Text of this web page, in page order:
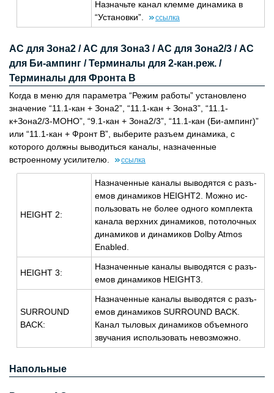
На­значь­те канал клем­ме ди­на­ми­ка в
“Уста­нов­ки”.
ссыл­ка
АС для Зона2 / АС для Зона3 / АС для Зона2/3 / АС
для Би-ампинг / Терминалы для 2-кан.реж. /
Терминалы для Фронта B
Когда в меню для параметра “Режим работы” установлено
значение “11.1-кан + Зона2”, “11.1-кан + Зона3”, “11.1-
к+Зона2/3-МОНО”, “9.1-кан + Зона2/3”, “11.1-кан (Би-ампинг)”
или “11.1-кан + Фронт B”, выберите разъем динамика, с
которого должны выводиться каналы, назначенные
встроенному усилителю.
ссылка
HEIGHT 2:
На­зна­чен­ные ка­на­лы вы­во­дят­ся с разъ­
емов ди­на­ми­ков HEIGHT2. Можно ис­
поль­зо­вать не более од­но­го ком­плек­та
ка­на­ла верх­них ди­на­ми­ков, по­то­лоч­ных
ди­на­ми­ков и ди­на­ми­ков Dolby Atmos
Enabled.
HEIGHT 3:
На­зна­чен­ные ка­на­лы вы­во­дят­ся с разъ­
емов ди­на­ми­ков HEIGHT3.
SURROUND
BACK:
На­зна­чен­ные ка­на­лы вы­во­дят­ся с разъ­
емов ди­на­ми­ков SURROUND BACK.
Канал ты­ло­вых ди­на­ми­ков объ­ем­но­го
зву­ча­ния ис­поль­зо­вать невоз­мож­но.
Напольные